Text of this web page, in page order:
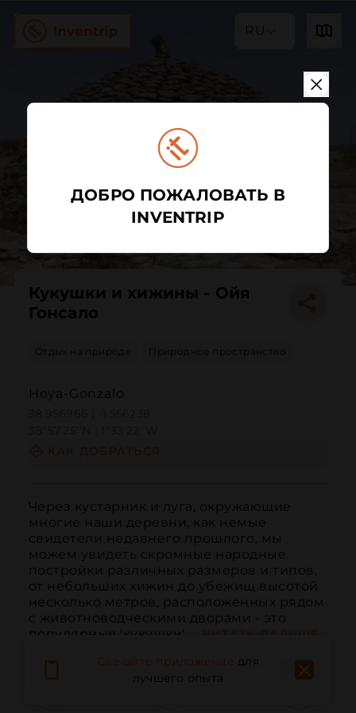
RU
Кукушки и хижины - Ойя
Гонсало
Отдых на природе Природное пространство
Hoya-Gonzalo
Через кустарник и луга, окружающие
многие наши деревни, как немые
свидетели недавнего прошлого, мы
можем увидеть скромные народные
постройки различных размеров и типов,
от небольших хижин до убежищ высотой
несколько метров, расположенных рядом
с животноводческими дворами - это
популярные 'кукушки'. ...
для
лучшего опыта
ДОБРО ПОЖАЛОВАТЬ В
INVENTRIP